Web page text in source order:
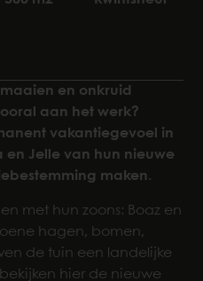
en onkruid
aan het werk?
vakantiegevoel in
en Jelle van hun nieuwe
maken.
met hun zoons: Boaz en
hagen, bomen,
de tuin een landelijke
hier de nieuwe